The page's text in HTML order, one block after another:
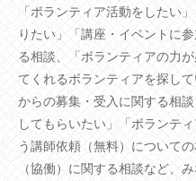
「ボランティア活動をしたい
りたい」「講座・イベントに
る相談、「ボランティアの力
てくれるボランティアを探し
からの募集・受入に関する相
してもらいたい」「ボランテ
う講師依頼（無料）について
（協働）に関する相談など、